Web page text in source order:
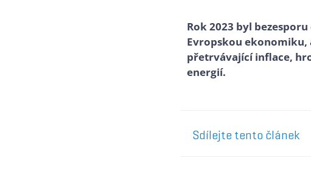
Rok 2023 byl
Evropskou ekonomiku,
přetrvávající inflace,
energií.
Sdílejte tento článek